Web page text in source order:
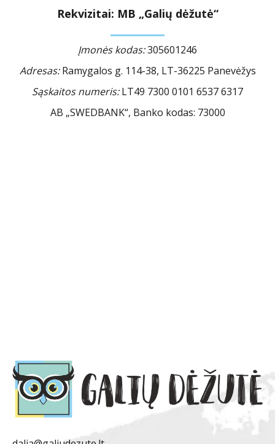
Rekvizitai: MB „Galių dėžutė“
Įmonės kodas:305601246
Adresas:Ramygalos g. 114-38, LT-36225 Panevėžys
Sąskaitos numeris:LT49 7300 0101 6537 6317
AB „SWEDBANK“, Banko kodas: 73000